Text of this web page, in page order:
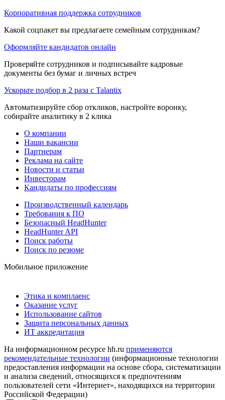
Корпоративная поддержка сотрудников
Какой соцпакет вы предлагаете семейным сотрудникам?
Оформляйте кандидатов онлайн
Проверяйте сотрудников и подписывайте кадровые
документы без бумаг и личных встреч
Ускорьте подбор в 2 раза с Talantix
Автоматизируйте сбор откликов, настройте воронку,
собирайте аналитику в 2 клика
О компании
Наши вакансии
Партнерам
Реклама на сайте
Новости и статьи
Инвесторам
Кандидаты по профессиям
Производственный календарь
Требования к ПО
Безопасный HeadHunter
HeadHunter API
Поиск работы
Поиск по резюме
Мобильное приложение
Этика и комплаенс
Оказание услуг
Использование сайтов
Защита персональных данных
ИТ аккредитация
На информационном ресурсе hh.ru применяются
рекомендательные технологии (информационные технологии
предоставления информации на основе сбора, систематизации
и анализа сведений, относящихся к предпочтениям
пользователей сети «Интернет», находящихся на территории
Российской Федерации)